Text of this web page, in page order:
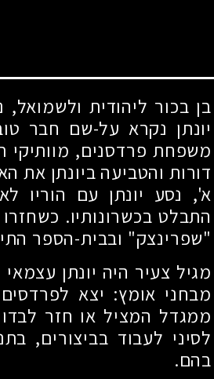
בן בכור ליהודית ולשמואל,
יונתן נקרא על-שם חבר
משפחת פרדסנים, מוותיקי
דורות והטביעה ביונתן את
א', נסע יונתן עם הוריו
התבלט בכשרונותיו.
"שפרינצק" ובבית-הספר
מגיל צעיר היה יונתן
מבחני אומץ: יצא
ממגדל המציל או חזר
לסיני לעבוד בביצורים,
בהם.